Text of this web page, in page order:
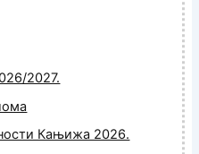
2027.
Кањижа 2026.